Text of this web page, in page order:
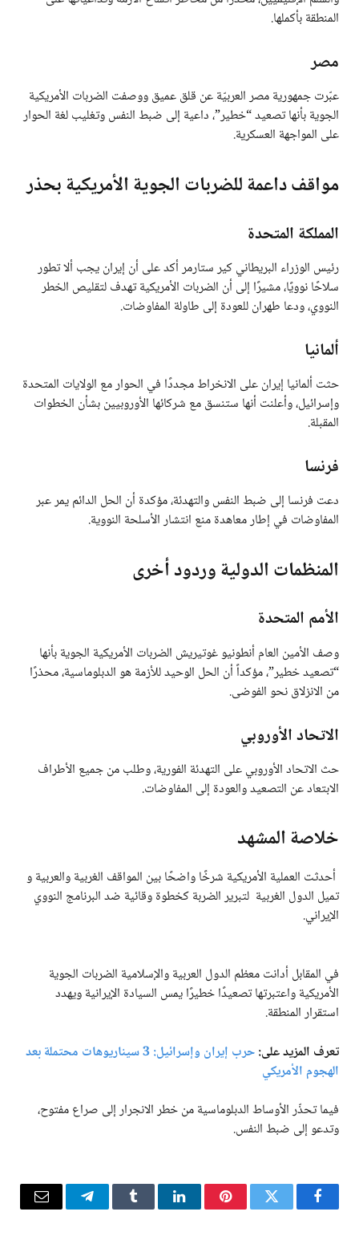
المنطقة بأكملها.
مصر
عبّرت جمهورية مصر العربيّة عن قلق عميق ووصفت الضربات الأمريكية
الجوية بأنها تصعيد “خطير”، داعية إلى ضبط النفس وتغليب لغة الحوار
على المواجهة العسكرية.
مواقف داعمة للضربات الجوية الأمريكيةبحذر
المملكة المتحدة
رئيس الوزراء البريطاني كير ستارمر أكد على أن إيران يجب ألا تطور
سلاحًا نوويًا، مشيرًا إلى أن الضربات الأمريكية تهدف لتقليص الخطر
النووي، ودعا طهران للعودة إلى طاولة المفاوضات.
ألمانيا
حثت ألمانيا إيران على الانخراط مجددًا في الحوار مع الولايات المتحدة
وإسرائيل، وأعلنت أنها ستنسق مع شركائها الأوروبيين بشأن الخطوات
المقبلة.
فرنسا
دعت فرنسا إلى ضبط النفس والتهدئة، مؤكدة أن الحل الدائم يمر عبر
المفاوضات في إطار معاهدة منع انتشار الأسلحة النووية.
المنظمات الدولية وردود أخرى
الأمم المتحدة
وصف الأمين العام أنطونيو غوتيريش الضربات الأمريكية الجوية بأنها
“تصعيد خطير”، مؤكداً أن الحل الوحيد للأزمة هو الدبلوماسية، محذرًا
من الانزلاق نحو الفوضى.
الاتحاد الأوروبي
حث الاتحاد الأوروبي على التهدئة الفورية، وطلب من جميع الأطراف
الابتعاد عن التصعيد والعودة إلى المفاوضات.
خلاصة المشهد
أحدثت العملية الأمريكية شرخًا واضحًا بين المواقف الغربية والعربية و
تميل الدول الغربية لتبرير الضربة كخطوة وقائية ضد البرنامج النووي
الإيراني.
في المقابل أدانت معظم الدول العربية والإسلامية الضربات الجوية
الأمريكية واعتبرتها تصعيدًا خطيرًا يمس السيادة الإيرانية ويهدد
استقرار المنطقة.
تعرف المزيد على:
حرب إيران وإسرائيل: 3 سيناريوهات محتملة بعد
الهجوم الأمريكي
فيما تحذّر الأوساط الدبلوماسية من خطر الانجرار إلى صراع مفتوح،
وتدعو إلى ضبط النفس.
فيسبوكتويتر بينتيريستلينكدإن Tumblr تيلقرام البريد